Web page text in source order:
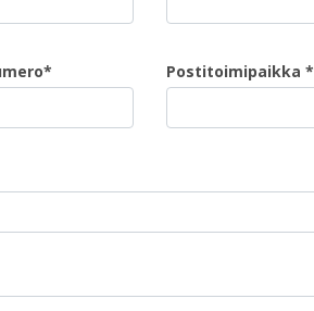
Postitoimipaikka *